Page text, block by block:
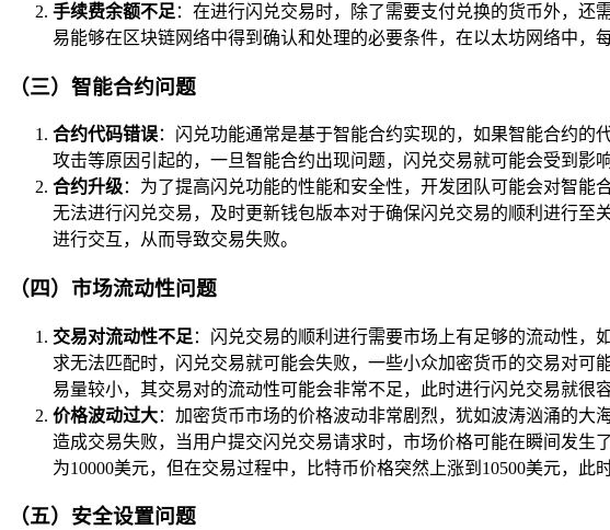
手续费余额不足 ：在进行闪兑交易时，除了需要支付兑换的货币外，
易能够在区块链网络中得到确认和处理的必要条件，在以太坊网络中，
（三）智能合约问题
合约代码错误：闪兑功能通常是基于智能合约实现的，如果智能合约的
攻击等原因引起的，一旦智能合约出现问题，闪兑交易就可能会受到影
合约升级：为了提高闪兑功能的性能和安全性，开发团队可能会对智
无法进行闪兑交易，及时更新钱包版本对于确保闪兑交易的顺利进行
进行交互，从而导致交易失败。
（四）市场流动性问题
交易对流动性不足 ：闪兑交易的顺利进行需要市场上有足够的流动性
求无法匹配时，闪兑交易就可能会失败，一些小众加密货币的交易对
易量较小，其交易对的流动性可能会非常不足，此时进行闪兑交易就很容
价格波动过大：加密货币市场的价格波动非常剧烈，犹如波涛汹涌的
造成交易失败，当用户提交闪兑交易请求时，市场价格可能在瞬间发
为10000美元，但在交易过程中，比特币价格突然上涨到10500美元，此
（五）安全设置问题